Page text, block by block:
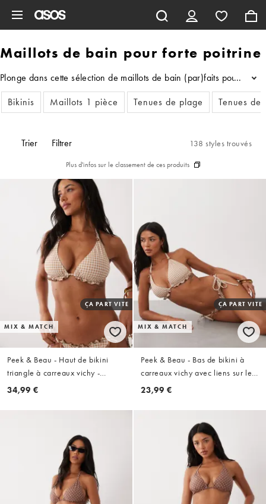
Maillots de bain pour forte poitrine
Plonge dans cette sélection de maillots de bain (par)faits pour les
...
Bikinis
Maillots 1 pièce Tenues de plage Tenues de
Trier Filtrer 138 styles trouvés
Plus d'infos sur le classement de ces produits
MIX & MATCH
ÇA PART VITE
Peek & Beau - Haut de bikini
triangle à carreaux vichy -
Marron
34,99 €
MIX & MATCH
ÇA PART VITE
Peek & Beau - Bas de bikini à
carreaux vichy avec liens sur les
côtés - Marron
23,99 €